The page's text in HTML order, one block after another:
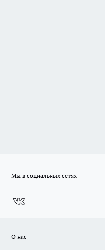
Мы в социальных сетях
О нас